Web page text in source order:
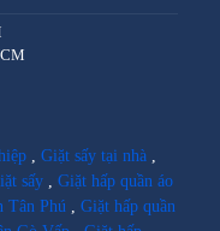
, Giặt sấy tại nhà ,
sấy , Giặt hấp quần áo
Tân Phú , Giặt hấp quần